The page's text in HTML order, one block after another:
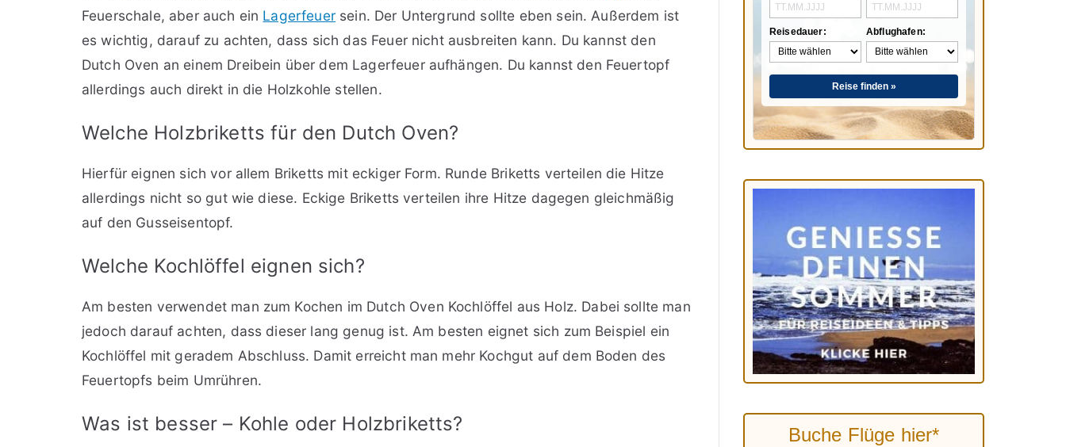
Feuerschale, aber auch ein Lagerfeuersein. Der Untergrund sollte eben sein. Außerdem ist
es wichtig, darauf zu achten, dass sich das Feuer nicht ausbreiten kann. Du kannst den
Dutch Oven an einem Dreibein über dem Lagerfeuer aufhängen. Du kannst den Feuertopf
allerdings auch direkt in die Holzkohle stellen.
Welche Holzbriketts für den Dutch Oven?
Hierfür eignen sich vor allem Briketts mit eckiger Form. Runde Briketts verteilen die Hitze
allerdings nicht so gut wie diese. Eckige Briketts verteilen ihre Hitze dagegen gleichmäßig
auf den Gusseisentopf.
Welche Kochlöffel eignen sich?
Am besten verwendet man zum Kochen im Dutch Oven Kochlöffel aus Holz. Dabei sollte man
jedoch darauf achten, dass dieser lang genug ist. Am besten eignet sich zum Beispiel ein
Kochlöffel mit geradem Abschluss. Damit erreicht man mehr Kochgut auf dem Boden des
Feuertopfs beim Umrühren.
Was ist besser – Kohle oder Holzbriketts?
Reisedauer: Abflughafen:
Reise finden »
Buche Flüge hier*